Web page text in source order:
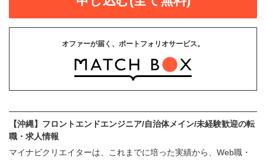
オファーが届く、ポートフォリオサービス。
【沖縄】フロントエンドエンジニア/自治体メイン/未経験歓迎の転
職・求人情報
マイナビクリエイターは、これまでに培った実績から、Web職・